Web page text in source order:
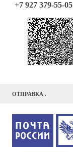
+7 927 379-55-05
ОТПРАВКА .